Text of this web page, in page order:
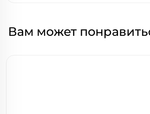
Вам может